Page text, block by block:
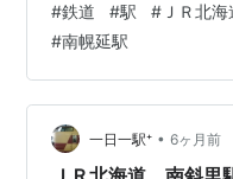
構造 ← 糠南 幌延 → （
構造 ： 地上駅（１面１
２０２５年３月１５日
問 ： ２０１７年８月
ング参加中鉄道ランキ
参…
#鉄道 #駅 # ＪＲ北海
#南幌延駅
一日一駅⁺ • 6ヶ月前